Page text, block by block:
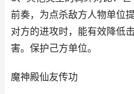
前奏，为点杀敌方人物单位
对方的进攻时，能有效降低
害。保护己方单位。
魔神殿仙友传功